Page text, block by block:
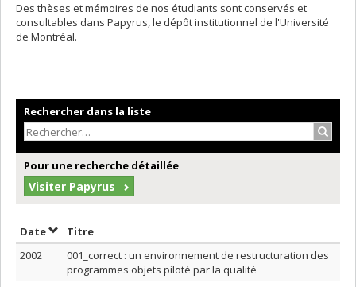
Des thèses et mémoires de nos étudiants sont conservés et
consultables dans Papyrus, le dépôt institutionnel de l'Université
de Montréal.
Rechercher dans la liste
Pour une recherche détaillée
Visiter Papyrus
DateTrier par date en ordre croissant
Titre
2002
001_correct : un environnement de restructuration des
programmes objets piloté par la qualité